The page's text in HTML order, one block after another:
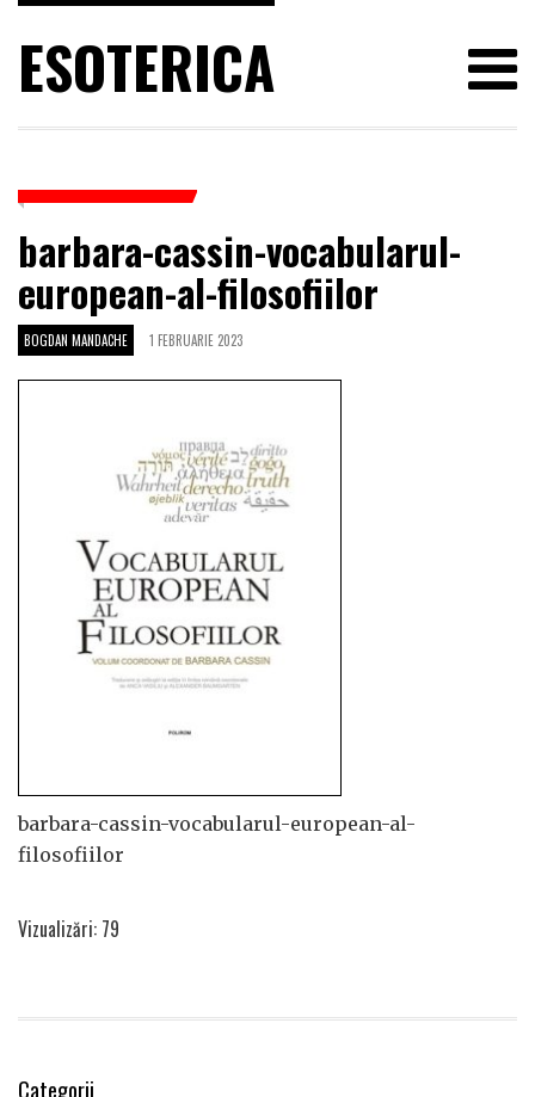
ESOTERICA
barbara-cassin-vocabularul-
european-al-filosofiilor
BOGDAN MANDACHE 1 FEBRUARIE 2023
barbara-cassin-vocabularul-european-al-
filosofiilor
Vizualizări: 79
Categorii